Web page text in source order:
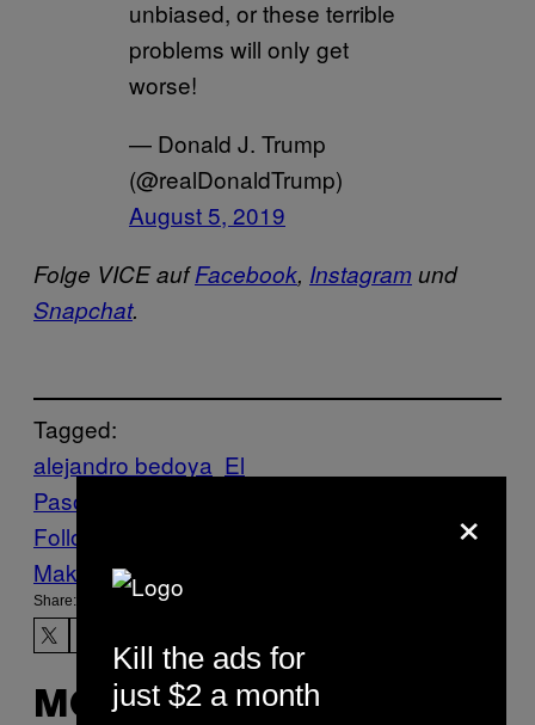
unbiased, or these terrible
problems will only get
worse!
— Donald J. Trump
(@realDonaldTrump)
August 5, 2019
Folge VICE aufFacebook, Instagramund
Snapchat.
Tagged:
alejandro bedoya El
Paso
Follow Us On Discover
Make Us Preferred In Top Stories
Share:
MORE
×
Kill the ads for
just $2 a month